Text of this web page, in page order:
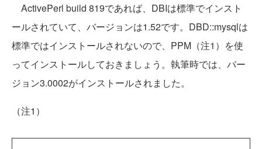
ActivePerl build 819であれば、DBIは標準でインスト
ールされていて、バージョンは1.52です。DBD::mysqlは
標準ではインストールされないので、PPM（注1）を使
ってインストールしておきましょう。執筆時では、バー
ジョン3.0002がインストールされました。
（注1）